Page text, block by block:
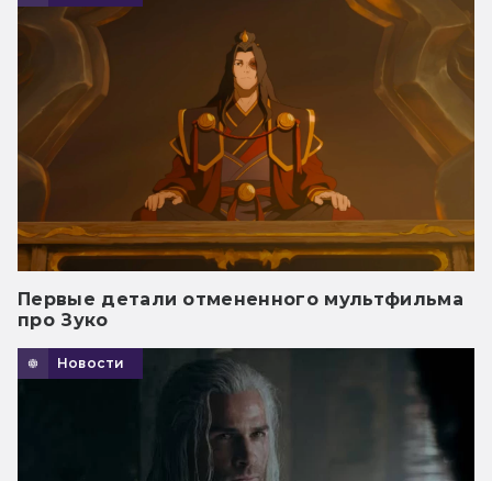
Первые детали отмененного мультфильма
про Зуко
Новости